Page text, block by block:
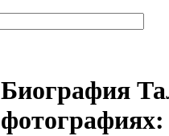
Биография
фотографиях: